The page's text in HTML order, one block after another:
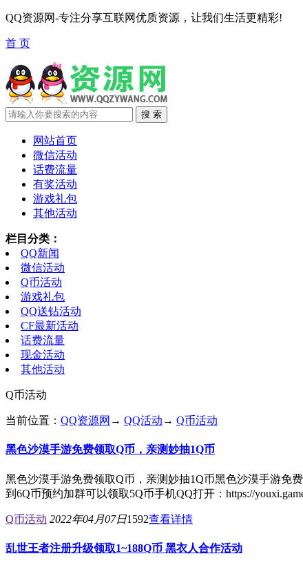
QQ资源网-专注分享互联网优质资源，让我们生活更精彩!
首 页
网站首页
微信活动
话费流量
有奖活动
游戏礼包
其他活动
栏目分类：
QQ新闻
微信活动
Q币活动
游戏礼包
QQ送钻活动
CF最新活动
话费流量
现金活动
其他活动
Q币活动
当前位置： QQ资源网 → QQ活动 → Q币活动
黑色沙漠手游免费领取Q币，亲测妙抽1Q币
黑色沙漠手游免费领取Q币，亲测妙抽1Q币黑色沙漠手游免
到6Q币预约加群可以领取5Q币手机QQ打开：https://
Q币活动 2022年04月07日1592查看详情
乱世王者注册升级领取1~188Q币 黑衣人合作活动